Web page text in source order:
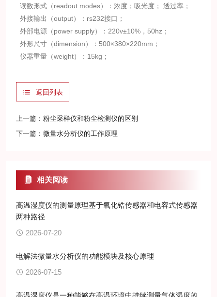
读数形式（readout modes）：浓度；吸光度； 透过率；
外接输出（output）：rs232接口；
外部电源（power supply）：220v±10%，50hz；
外形尺寸（dimension）：500×380×220mm；
仪器重量（weight）：15kg；
返回列表
上一篇：粉尘采样仪和粉尘检测仪的区别
下一篇：微量水分析仪的工作原理
相关阅读
高温湿度仪的测量原理基于氧化锆传感器和电容式传感器
两种路径
2026-07-20
电解法微量水分析仪的功能模块及核心原理
2026-07-15
高温湿度仪是一种能够在高温环境中持续测量气体湿度的